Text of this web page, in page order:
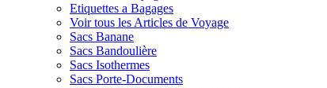
Etiquettes a Bagages
Voir tous les Articles de Voyage
Sacs Banane
Sacs Bandoulière
Sacs Isothermes
Sacs Porte-Documents